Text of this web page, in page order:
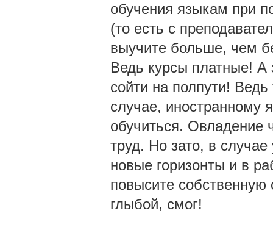
обучения языкам при
(то есть с
выучите больше, чем
Ведь курсы платные! А
сойти на полпути!
случае, иностранному
обучиться. Овладение
труд. Но зато, в
новые горизонты и в
повысите собственную
глыбой, смог!